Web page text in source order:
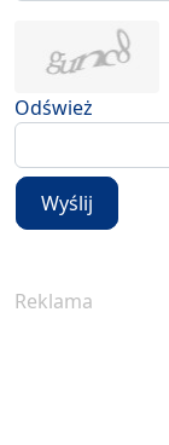
Odśwież
Wyślij
Reklama